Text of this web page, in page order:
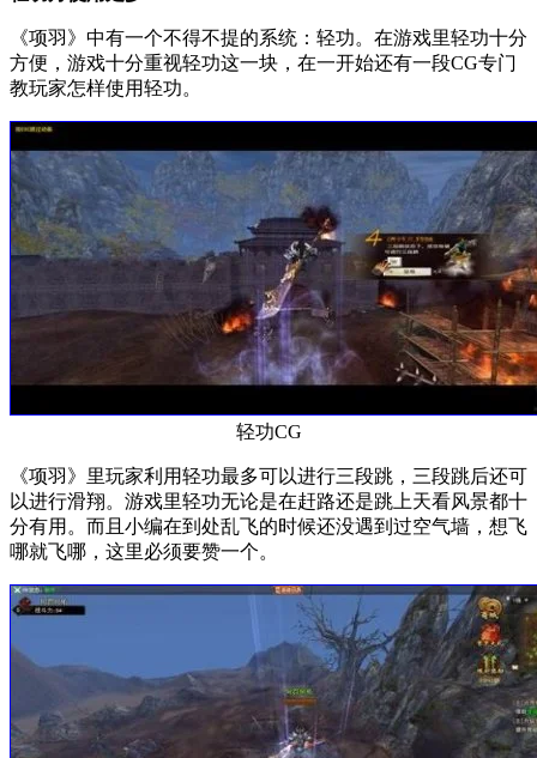
《项羽》中有一个不得不提的系统：轻功。在游戏里轻功十分
方便，游戏十分重视轻功这一块，在一开始还有一段CG专门
教玩家怎样使用轻功。
轻功CG
《项羽》里玩家利用轻功最多可以进行三段跳，三段跳后还可
以进行滑翔。游戏里轻功无论是在赶路还是跳上天看风景都十
分有用。而且小编在到处乱飞的时候还没遇到过空气墙，想飞
哪就飞哪，这里必须要赞一个。